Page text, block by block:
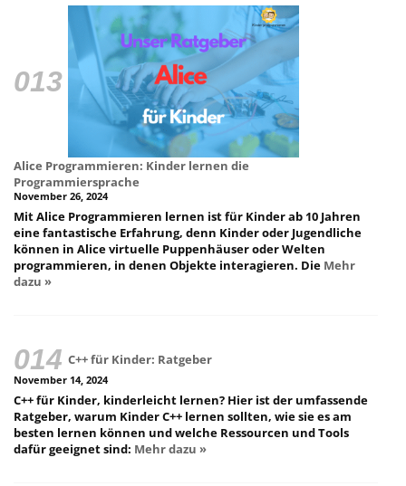
Alice Programmieren: Kinder lernen die
Programmiersprache
November 26, 2024
Mit Alice Programmieren lernen ist für Kinder ab 10 Jahren
eine fantastische Erfahrung, denn Kinder oder Jugendliche
können in Alice virtuelle Puppenhäuser oder Welten
programmieren, in denen Objekte interagieren. Die Mehr
dazu »
C++ für Kinder: Ratgeber
November 14, 2024
C++ für Kinder, kinderleicht lernen? Hier ist der umfassende
Ratgeber, warum Kinder C++ lernen sollten, wie sie es am
besten lernen können und welche Ressourcen und Tools
dafür geeignet sind: Mehr dazu »